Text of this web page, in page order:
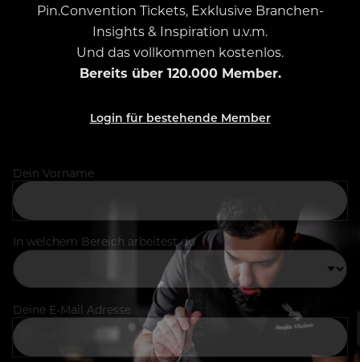
Pin.Convention Tickets, Exklusive Branchen-
Insights & Inspiration u.v.m.
Und das vollkommen kostenlos.
Bereits über 120.000 Member.
Login für bestehende Member
Dein Vorname
In welchem Bereich arbeitest du
Deine E-Mail Adresse